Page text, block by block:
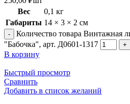
Вес
0,1 кг
Габариты 14 × 3 × 2 см
Количество товара Винтажная
"Бабочка", арт. Д0601-1317
В корзину
Быстрый просмотр
Сравнить
Добавить в список желаний